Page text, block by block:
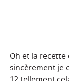
Oh et la
sincèrement je